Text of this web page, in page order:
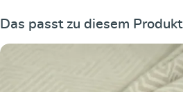
Produktgalerie überspringen
Das passt zu diesem Produkt